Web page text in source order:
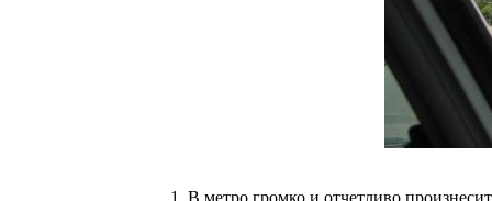
1. В метро громко и отчетливо